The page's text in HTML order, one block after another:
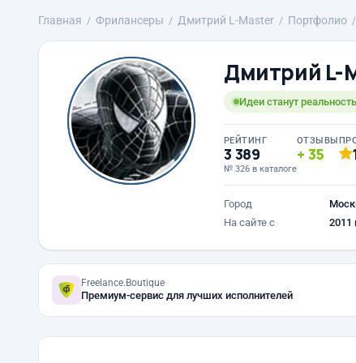
Главная Фрилансеры Дмитрий L-Master Портфолио
Дмитрий L-
Идеи станут
РЕЙТИНГ
3 389
№ 326 в каталоге
ОТЗЫВЫ
35
Город
На сайте с
2011
Freelance.Boutique
Премиум-сервис для лучших исполнителей